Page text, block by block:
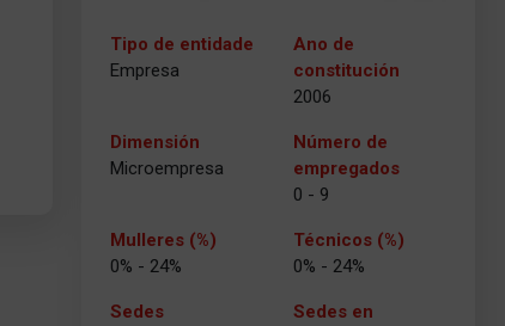
Tipo de entidade
Empresa
Ano de
constitución
2006
Dimensión
Microempresa
Número de
empregados
0 - 9
Mulleres (%)
0% - 24%
Técnicos (%)
0% - 24%
Sedes
Sedes en